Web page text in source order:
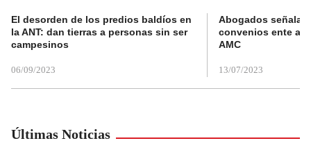
El desorden de los predios baldíos en
la ANT: dan tierras a personas sin ser
campesinos
06/09/2023
Abogados
convenios ente
AMC
13/07/2023
Últimas Noticias